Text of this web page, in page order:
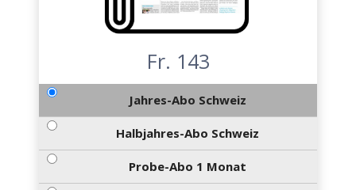
Fr. 143
Jahres-Abo Schweiz
Halbjahres-Abo Schweiz
Probe-Abo 1 Monat